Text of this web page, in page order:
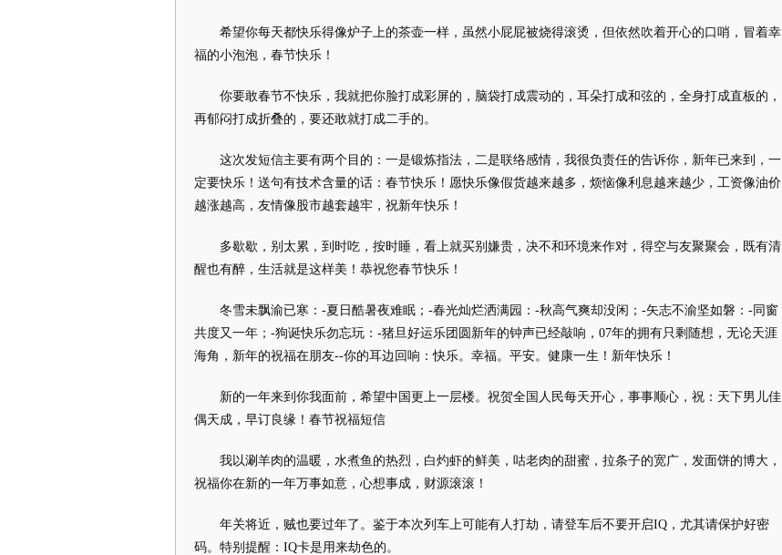
希望你每天都快乐得像炉子上的茶壶一样，虽然小屁屁被烧得滚烫，但依然吹着开心的口哨，冒着幸
福的小泡泡，春节快乐！
你要敢春节不快乐，我就把你脸打成彩屏的，脑袋打成震动的，耳朵打成和弦的，全身打成直板的，
再郁闷打成折叠的，要还敢就打成二手的。
这次发短信主要有两个目的：一是锻炼指法，二是联络感情，我很负责任的告诉你，新年已来到，一
定要快乐！送句有技术含量的话：春节快乐！愿快乐像假货越来越多，烦恼像利息越来越少，工资像油价
越涨越高，友情像股市越套越牢，祝新年快乐！
多歇歇，别太累，到时吃，按时睡，看上就买别嫌贵，决不和环境来作对，得空与友聚聚会，既有清
醒也有醉，生活就是这样美！恭祝您春节快乐！
冬雪未飘渝已寒：-夏日酷暑夜难眠；-春光灿烂洒满园：-秋高气爽却没闲；-矢志不渝坚如磐：-同窗
共度又一年；-狗诞快乐勿忘玩：-猪旦好运乐团圆新年的钟声已经敲响，07年的拥有只剩随想，无论天涯
海角，新年的祝福在朋友--你的耳边回响：快乐。幸福。平安。健康一生！新年快乐！
新的一年来到你我面前，希望中国更上一层楼。祝贺全国人民每天开心，事事顺心，祝：天下男儿佳
偶天成，早订良缘！春节祝福短信
我以涮羊肉的温暖，水煮鱼的热烈，白灼虾的鲜美，咕老肉的甜蜜，拉条子的宽广，发面饼的博大，
祝福你在新的一年万事如意，心想事成，财源滚滚！
年关将近，贼也要过年了。鉴于本次列车上可能有人打劫，请登车后不要开启IQ，尤其请保护好密
码。特别提醒：IQ卡是用来劫色的。